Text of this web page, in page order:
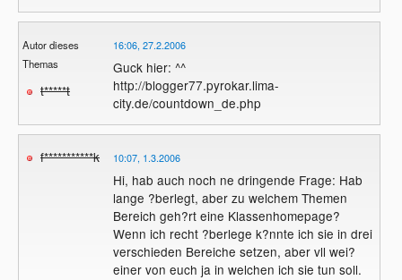
Autor dieses
Themas
t*****t
16:06, 27.2.2006
Guck hier: ^^
http://blogger77.pyrokar.lima-
city.de/countdown_de.php
f***********k 10:07, 1.3.2006
Hi, hab auch noch ne dringende Frage: Hab
lange ?berlegt, aber zu welchem Themen
Bereich geh?rt eine Klassenhomepage?
Wenn ich recht ?berlege k?nnte ich sie in drei
verschieden Bereiche setzen, aber vll wei?
einer von euch ja in welchen ich sie tun soll.